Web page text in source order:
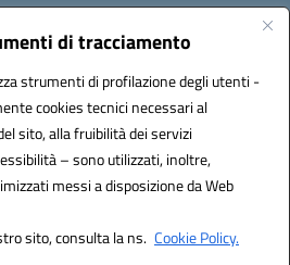
di tracciamento
strumenti di profilazione degli utenti -
cookies tecnici necessari al
sito, alla fruibilità dei servizi
– sono utilizzati, inoltre,
messi a disposizione da Web
sito, consulta la ns. Cookie Policy.
fgps040004@istruzione.it
(IPA): istsc_fgps040004
by 3D Solution S.r.l.
by Designers Italia